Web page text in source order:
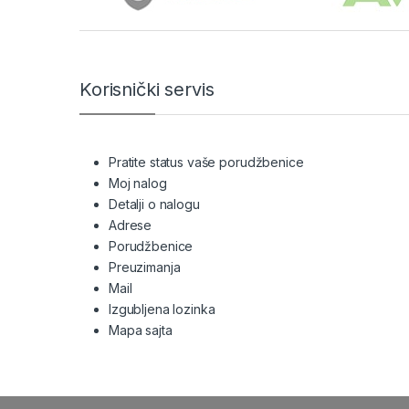
Korisnički servis
Pratite status vaše porudžbenice
Moj nalog
Detalji o nalogu
Adrese
Porudžbenice
Preuzimanja
Mail
Izgubljena lozinka
Mapa sajta